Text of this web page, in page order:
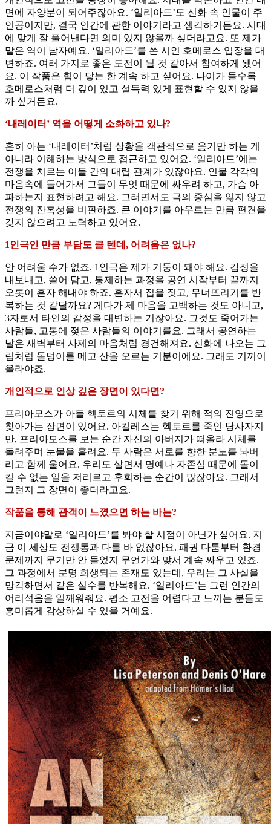
면에 자양분이 되어주잖아요. ‘일리아드’도 신화 속 인물이 주
인공이지만, 결국 인간에 관한 이야기라고 생각하거든요. 시대
에 맞게 잘 풀어낸다면 의미 있지 않을까 싶더라고요. 또 제가
맡은 역이 남자예요. ‘일리아드’를 쓴 시인 호메로스 입장을 대
변하죠. 여러 가지로 좋은 도전이 될 것 같아서 참여하게 됐어
요. 이 작품은 힘이 닿는 한 계속 하고 싶어요. 나이가 들수록
호메로스처럼 더 깊이 있고 설득력 있게 표현할 수 있지 않을
까 싶거든요.
‘내레이터’ 역을 어떻게 소화하고 있나?
흔히 아는 ‘내레이터’처럼 상황을 객관적으로 읊기만 하는 게
아니라 이해하는 방식으로 접근하고 있어요. ‘일리아드’에는
전쟁을 치르는 이들 간의 대립 관계가 있잖아요. 인물 각각의
마음속에 들어가서 그들이 무엇 때문에 싸우려 하고, 가슴 아
파하는지 표현하려고 해요. 그러면서도 극의 중심을 잃지 않고
전쟁의 잔혹성을 비판하죠. 큰 이야기를 아우르는 만큼 편견을
갖지 않으려고 노력하고 있어요.
1인극인 만큼 부담도 클 텐데, 어려움은 없나?
안 어려울 수가 없죠. 1인극은 제가 기둥이 돼야 해요. 감정을
내보내고, 쓸어 담고, 통제하는 과정을 공연 시작부터 끝까지
오롯이 혼자 해내야 하죠. 혼자서 집을 짓고, 무너뜨리기를 반
복하는 것 같달까요? 게다가 제 마음을 고백하는 것도 아니고,
3자로서 타인의 감정을 대변하는 거잖아요. 그것도 죽어가는
사람들, 고통에 젖은 사람들의 이야기를요. 그래서 공연하는
날은 새벽부터 사제의 마음처럼 경건해져요. 신화에 나오는 그
림처럼 돌덩이를 메고 산을 오르는 기분이에요. 그래도 기꺼이
올라야죠.
개인적으로 인상 깊은 장면이 있다면?
프리아모스가 아들 헥토르의 시체를 찾기 위해 적의 진영으로
찾아가는 장면이 있어요. 아킬레스는 헥토르를 죽인 당사자지
만, 프리아모스를 보는 순간 자신의 아버지가 떠올라 시체를
돌려주며 눈물을 흘려요. 두 사람은 서로를 향한 분노를 놔버
리고 함께 울어요. 우리도 살면서 명예나 자존심 때문에 돌이
킬 수 없는 일을 저리르고 후회하는 순간이 많잖아요. 그래서
그런지 그 장면이 좋더라고요.
작품을 통해 관객이 느꼈으면 하는 바는?
지금이야말로 ‘일리아드’를 봐야 할 시점이 아닌가 싶어요. 지
금 이 세상도 전쟁통과 다를 바 없잖아요. 패권 다툼부터 환경
문제까지 무기만 안 들었지 무언가와 맞서 계속 싸우고 있죠.
그 과정에서 분명 희생되는 존재도 있는데, 우리는 그 사실을
망각하면서 같은 실수를 반복해요. ‘일리아드’는 그런 인간의
어리석음을 일깨워줘요. 평소 고전을 어렵다고 느끼는 분들도
흥미롭게 감상하실 수 있을 거예요.